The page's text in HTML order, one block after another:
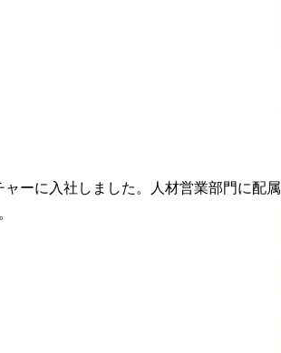
ーに入社しました。人材営業部門に配属